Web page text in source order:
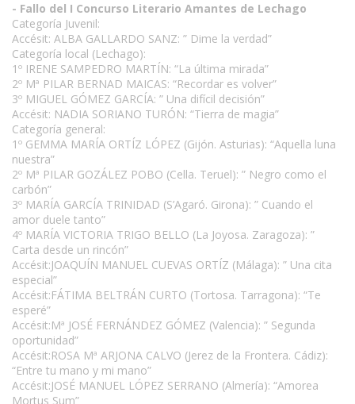
- Fallo del I Concurso Literario Amantes de Lechago
Categoría Juvenil:
Accésit: ALBA GALLARDO SANZ: ” Dime la verdad”
Categoría local (Lechago):
1º IRENE SAMPEDRO MARTÍN: “La última mirada”
2º Mª PILAR BERNAD MAICAS: “Recordar es volver”
3º MIGUEL GÓMEZ GARCÍA: ” Una difícil decisión”
Accésit: NADIA SORIANO TURÓN: “Tierra de magia”
Categoría general:
1º GEMMA MARÍA ORTÍZ LÓPEZ (Gijón. Asturias): “Aquella luna
nuestra”
2º Mª PILAR GOZÁLEZ POBO (Cella. Teruel): ” Negro como el
carbón”
3º MARÍA GARCÍA TRINIDAD (S’Agaró. Girona): ” Cuando el
amor duele tanto”
4º MARÍA VICTORIA TRIGO BELLO (La Joyosa. Zaragoza): ”
Carta desde un rincón”
Accésit:JOAQUÍN MANUEL CUEVAS ORTÍZ (Málaga): ” Una cita
especial”
Accésit:FÁTIMA BELTRÁN CURTO (Tortosa. Tarragona): “Te
esperé”
Accésit:Mª JOSÉ FERNÁNDEZ GÓMEZ (Valencia): ” Segunda
oportunidad”
Accésit:ROSA Mª ARJONA CALVO (Jerez de la Frontera. Cádiz):
“Entre tu mano y mi mano”
Accésit:JOSÉ MANUEL LÓPEZ SERRANO (Almería): “Amorea
Mortus Sum”